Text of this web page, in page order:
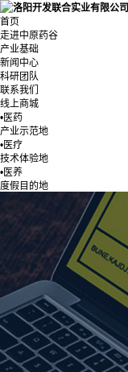
首页
走进中原药谷
产业基础
新闻中心
科研团队
联系我们
线上商城
•医药
产业示范地
•医疗
技术体验地
•医养
度假目的地